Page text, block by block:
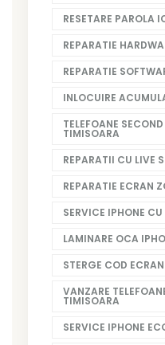
RESETARE PAROLA
REPARATIE
REPARATIE
INLOCUIRE
TELEFOANE
TIMISOARA
REPARATII CU LIVE
REPARATIE ECRAN
SERVICE IPHONE
LAMINARE OCA
STERGE COD
VANZARE
TIMISOARA
SERVICE IPHONE